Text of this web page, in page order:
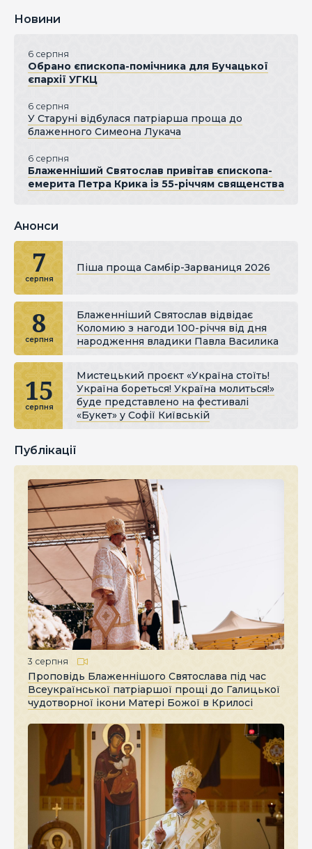
Новини
6 серпня
Обрано єпископа-помічника для Бучацької
єпархії УГКЦ
6 серпня
У Старуні відбулася патріарша проща до
блаженного Симеона Лукача
6 серпня
Блаженніший Святослав привітав єпископа-
емерита Петра Крика із 55-річчям священства
Анонси
7
серпня
Піша проща Самбір-Зарваниця 2026
8
серпня
Блаженніший Святослав відвідає
Коломию з нагоди 100-річчя від дня
народження владики Павла Василика
15
серпня
Мистецький проєкт «Україна стоїть!
Україна бореться! Україна молиться!»
буде представлено на фестивалі
«Букет» у Софії Київській
Публікації
3 серпня
Проповідь Блаженнішого Святослава під час
Всеукраїнської патріаршої прощі до Галицької
чудотворної ікони Матері Божої в Крилосі